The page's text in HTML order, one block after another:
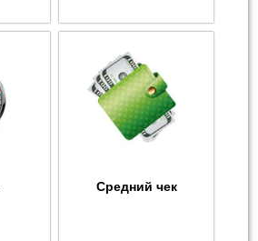
Средний чек